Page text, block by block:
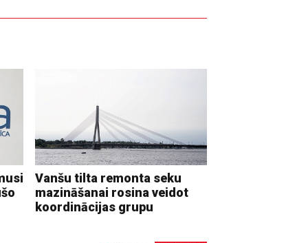
Vanšu tilta remonta seku
mazināšanai rosina veidot
koordinācijas grupu